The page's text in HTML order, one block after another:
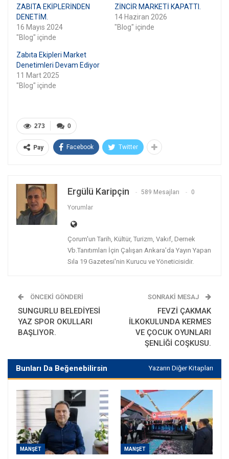
ZABITA EKİPLERİNDEN
DENETİM.
16 Mayıs 2024
"Blog" içinde
ZİNCİR MARKETİ KAPATTI.
14 Haziran 2026
"Blog" içinde
Zabıta Ekipleri Market
Denetimleri Devam Ediyor
11 Mart 2025
"Blog" içinde
0
273
Pay Facebook Twitter
Ergülü Karipçin 589 Mesajları 0
Yorumlar
Çorum'un Tarih, Kültür, Turizm, Vakıf, Dernek
Vb.Tanıtımları İçin Çalışan Ankara'da Yayın Yapan
Sıla 19 Gazetesi'nin Kurucu ve Yöneticisidir.
ÖNCEKI GÖNDERI
SUNGURLU BELEDİYESİ
YAZ SPOR OKULLARI
BAŞLIYOR.
SONRAKI MESAJ
FEVZİ ÇAKMAK
İLKOKULUNDA KERMES
VE ÇOCUK OYUNLARI
ŞENLİĞİ COŞKUSU.
Bunları Da Beğenebilirsin Yazarın Diğer Kitapları
MANŞET MANŞET